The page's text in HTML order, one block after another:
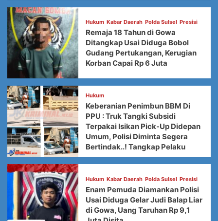
Hukum Kabar Daerah Polda Sulsel Presisi
Remaja 18 Tahun di Gowa
Ditangkap Usai Diduga Bobol
Gudang Pertukangan, Kerugian
Korban Capai Rp 6 Juta
Hukum
Keberanian Penimbun BBM Di
PPU : Truk Tangki Subsidi
Terpakai Isikan Pick-Up Didepan
Umum, Polisi Diminta Segera
Bertindak..! Tangkap Pelaku
Hukum Kabar Daerah Polda Sulsel Presisi
Enam Pemuda Diamankan Polisi
Usai Diduga Gelar Judi Balap Liar
di Gowa, Uang Taruhan Rp 9,1